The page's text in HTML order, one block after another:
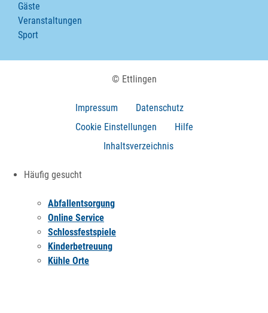
Gäste
Veranstaltungen
Sport
© Ettlingen
Impressum
Datenschutz
Cookie Einstellungen
Hilfe
Inhaltsverzeichnis
Häufig gesucht
Abfallentsorgung
Online Service
Schlossfestspiele
Kinderbetreuung
Kühle Orte